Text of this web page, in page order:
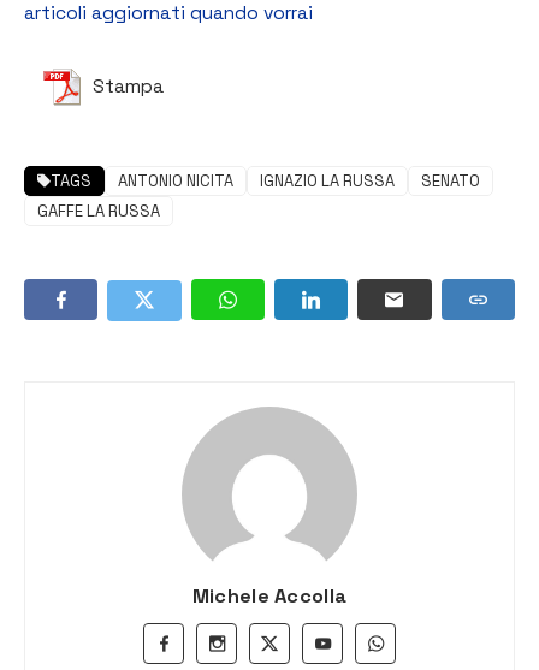
articoli aggiornati quando vorrai
Stampa
TAGS ANTONIO NICITA IGNAZIO LA RUSSA
SENATO
GAFFE LA RUSSA
Michele Accolla